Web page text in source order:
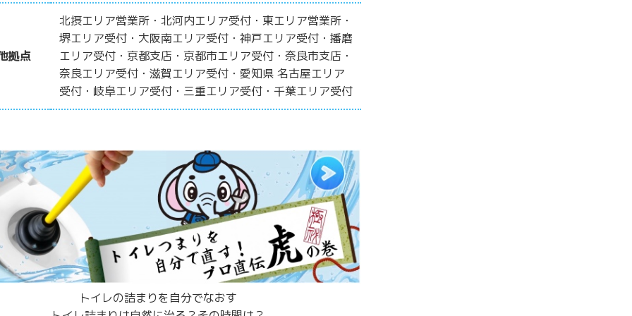
拠点
北摂エリア営業所・北河内エリア受付・東エリア営業所・
堺エリア受付・大阪南エリア受付・神戸エリア受付・播磨
エリア受付・京都支店・京都市エリア受付・奈良市支店・
奈良エリア受付・滋賀エリア受付・愛知県 名古屋エリア
受付・岐阜エリア受付・三重エリア受付・千葉エリア受付
トイレの詰まりを自分でなおす